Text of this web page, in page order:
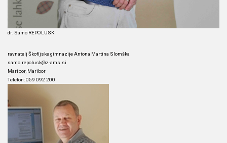
dr. Samo REPOLUSK
ravnatelj Škofijske gimnazije Antona Martina Slomška
samo.repolusk@z-ams.si
Maribor, Maribor
Telefon: 059 092 200